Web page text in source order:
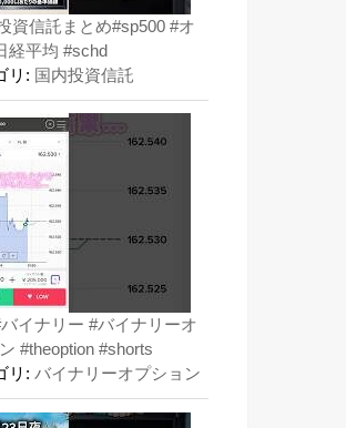
資信託まとめ#sp500 #オ
経平均 #schd
リ: 国内投資信託
バイナリー #バイナリーオ
#theoption #shorts
リ: バイナリーオプション